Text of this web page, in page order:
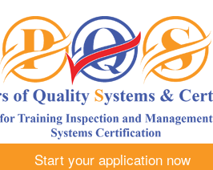
Start your application now